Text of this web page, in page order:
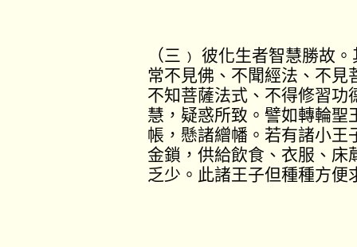
（三﹚ 彼化生者智慧勝故
常不見佛、不聞經法、不
不知菩薩法式、不得修習
慧，疑惑所致。譬如轉輪
帳，懸諸繒幡。若有諸小
金鎖，供給飲食、衣服、床
乏少。此諸王子但種種方便